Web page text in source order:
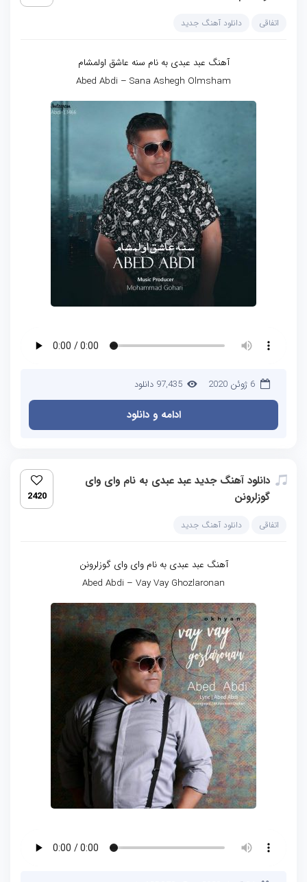
اتفاقی دانلود آهنگ جدید
آهنگ عبد عبدی به نام سنه عاشق اولمشام
Abed Abdi – Sana Ashegh Olmsham
6 ژوئن 2020 97,435 دانلود
ادامه و دانلود
دانلود آهنگ جدید عبد عبدی به نام وای وای
گوزلرونن
2420
اتفاقی دانلود آهنگ جدید
آهنگ عبد عبدی به نام وای وای گوزلرونن
Abed Abdi – Vay Vay Ghozlaronan